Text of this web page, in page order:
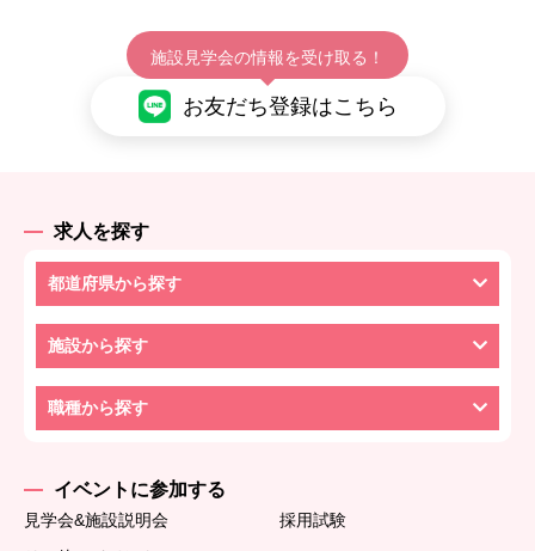
施設見学会の情報を受け取る！
お友だち登録はこちら
求人を探す
都道府県から探す
施設から探す
職種から探す
イベントに参加する
見学会&施設説明会
採用試験